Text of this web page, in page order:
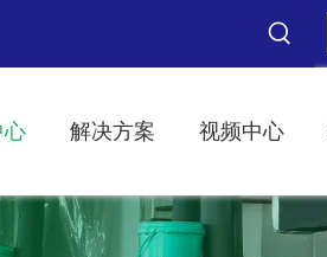
解决方案 视频中心